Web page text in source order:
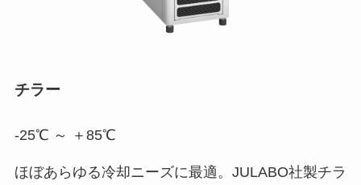
チラー
-25℃ ～ ＋85℃
ほぼあらゆる冷却ニーズに最適。JULABO社製チラ